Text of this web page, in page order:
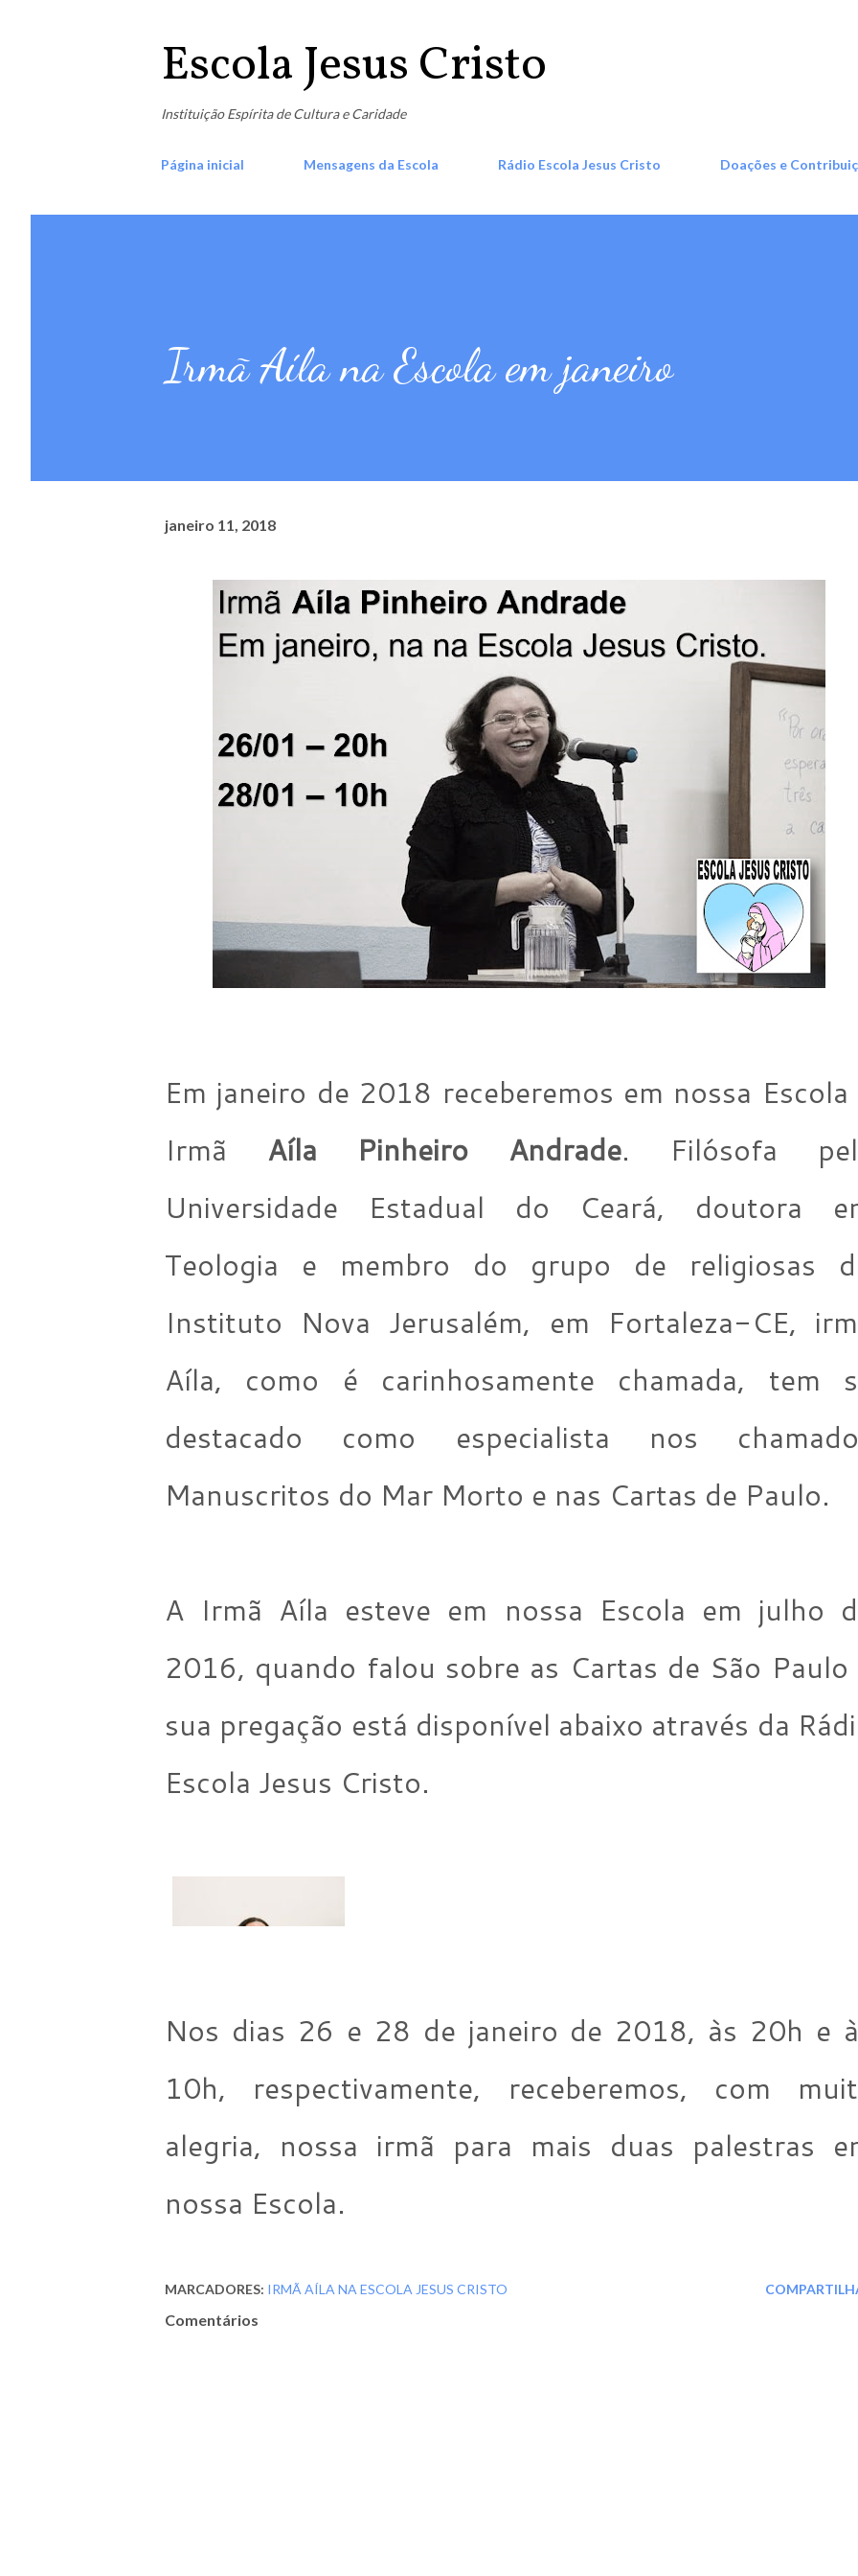
Escola Jesus Cristo
Instituição Espírita de Cultura e Caridade
Página inicial Mensagens da Escola Rádio Escola Jesus Cristo Doações e
Irmã Aíla na Escola em janeiro
janeiro 11, 2018
Em janeiro de 2018 receberemos em nossa Escola
Irmã Aíla Pinheiro Andrade. Filósofa
Universidade Estadual do Ceará, doutora
Teologia e membro do grupo de religiosas
Instituto Nova Jerusalém, em Fortaleza-CE,
Aíla, como é carinhosamente chamada, tem
destacado como especialista nos
Manuscritos do Mar Morto e nas Cartas de Paulo.
A Irmã Aíla esteve em nossa Escola em julho
2016, quando falou sobre as Cartas de São Paulo
sua pregação está disponível abaixo através da
Escola Jesus Cristo.
Nos dias 26 e 28 de janeiro de 2018, às 20h e
10h, respectivamente, receberemos, com
alegria, nossa irmã para mais duas palestras
nossa Escola.
MARCADORES: IRMÃ AÍLA NA ESCOLA JESUS CRISTO
Comentários